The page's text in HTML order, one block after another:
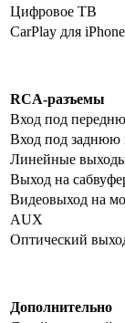
Цифровое ТВ
CarPlay для iPhone
RCA-разъемы
Вход под
Вход под заднюю
Линейные
Выход на
Видеовыход на
AUX
Оптический
Дополнительно